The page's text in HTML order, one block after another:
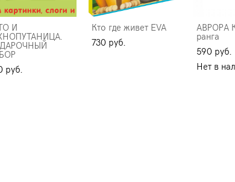
И
pуб.
Кто где живет EVA
730 pуб.
АВРОРА
ранга
590 pуб.
Нет в